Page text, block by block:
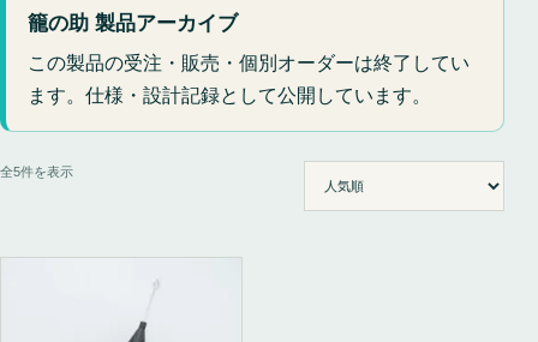
籠の助 製品アーカイブ
この製品の受注・販売・個別オーダーは終了してい
ます。仕様・設計記録として公開しています。
全5件を表示人気順